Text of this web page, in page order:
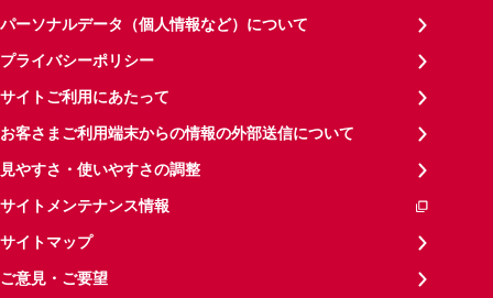
パーソナルデータ（個人情報など）について
プライバシーポリシー
サイトご利用にあたって
お客さまご利用端末からの情報の外部送信について
見やすさ・使いやすさの調整
サイトメンテナンス情報
サイトマップ
ご意見・ご要望